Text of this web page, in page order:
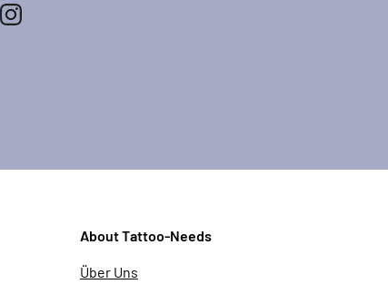
About Tattoo-Needs
Über Uns